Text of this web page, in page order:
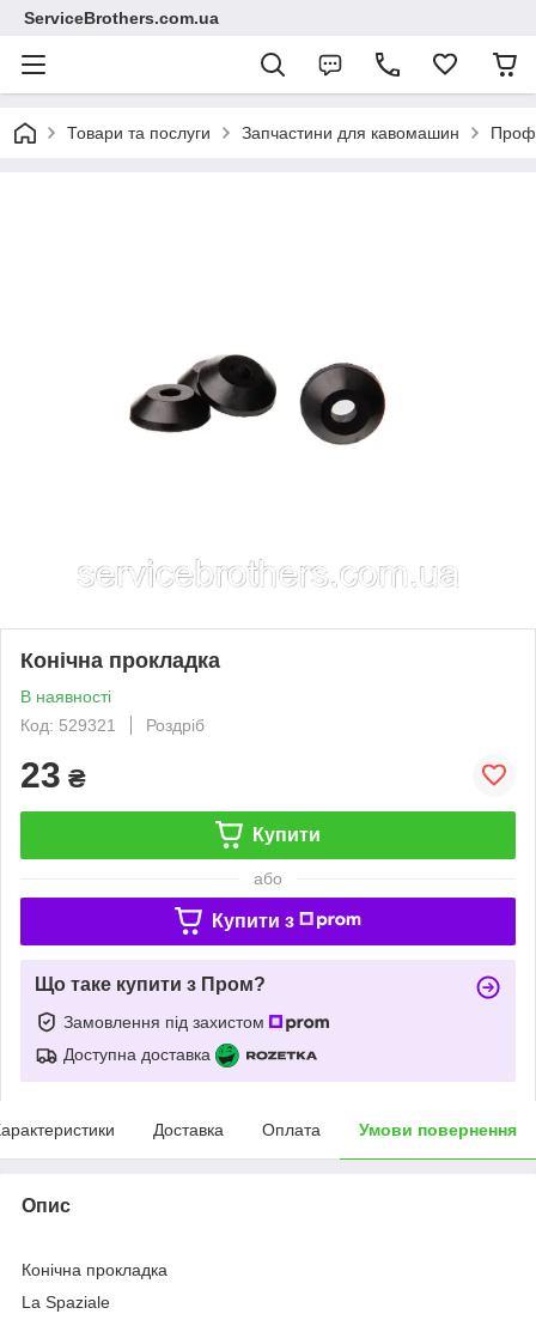
ServiceBrothers.com.ua
Товари та послуги Запчастини для кавомашин
Конічна прокладка
В наявності
Код: 529321
Роздріб
23 ₴
Купити
або
Купити з
Що таке купити з Пром?
Замовлення під захистом
Доступна доставка
Доставка Оплата Умови повернення
Опис
Конічна прокладка
La Spaziale